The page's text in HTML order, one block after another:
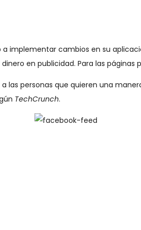
implementar cambios en su
en publicidad. Para las
a las personas que quieren una
TechCrunch.